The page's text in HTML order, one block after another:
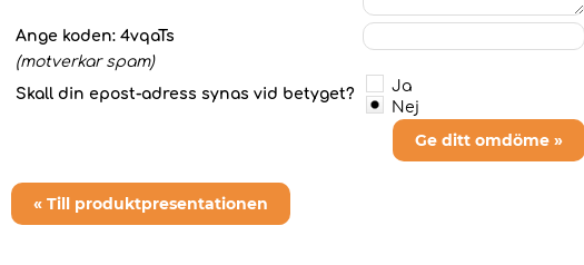
Ange koden: 4vqaTs
(motverkar spam)
Skall din epost-adress synas vid betyget?
Ja
Nej
Ge ditt omdöme »
« Till produktpresentationen